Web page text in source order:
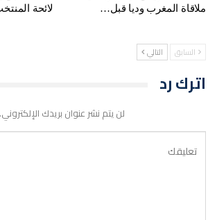
ملاقاة المغرب وديا قبل…
لائحة
السابق التالي
اترك رد
لن يتم نشر عنوان بريدك الإلكتروني.